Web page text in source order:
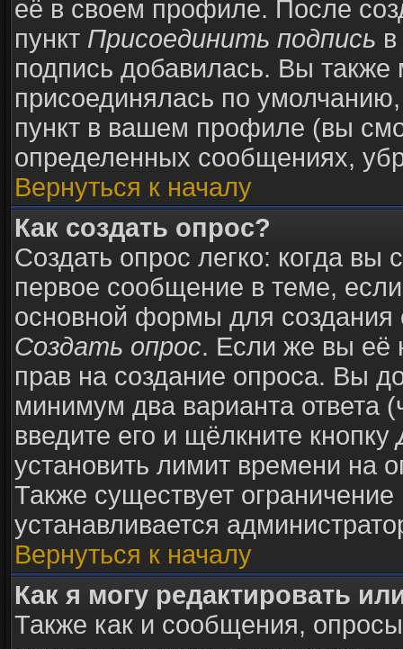
её в своем профиле. После
пункт Присоединить подпись
подпись добавилась. Вы
присоединялась по
пункт в вашем профиле (вы
определенных сообщениях,
Вернуться к началу
Как создать опрос?
Создать опрос легко: когда вы
первое сообщение в теме,
основной формы для
Создать опрос. Если же вы её
прав на создание опроса. Вы
минимум два варианта ответа
введите его и щёлкните кнопку
установить лимит времени на
Также существует
устанавливается
Вернуться к началу
Как я могу редактировать
Также как и сообщения,